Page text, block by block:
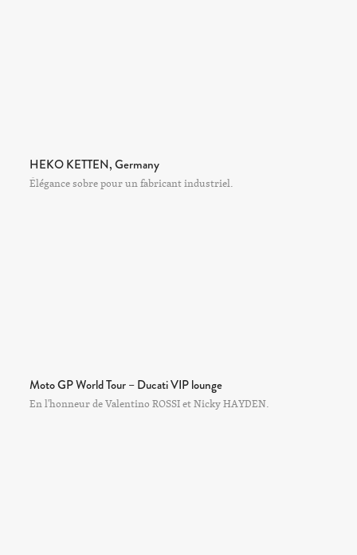
HEKO KETTEN, Germany
Élégance sobre pour un fabricant industriel.
Moto GP World Tour – Ducati VIP lounge
En l'honneur de Valentino ROSSI et Nicky HAYDEN.